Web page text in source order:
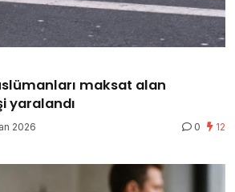
maksat alan
yaralandı
2026 0 12